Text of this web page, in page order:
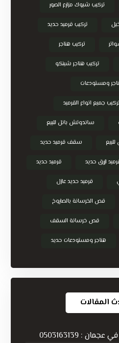
تركيب شبوك مزارع الصور
تركيب قرميد حديد
تركيب هناجر
تركيب هناجر شينكو
ومستودعات
جميع انواع القرميد
ساندوتش بانل للبيع
سقف قرميد حديد
ازرق حديد قرميد حديد
قرميد حديد عازل
قص الخرسانة بالصاروخ
قص خرسانة السقف
هناجر ومستودعات حديد
المقالات
: 0503163139